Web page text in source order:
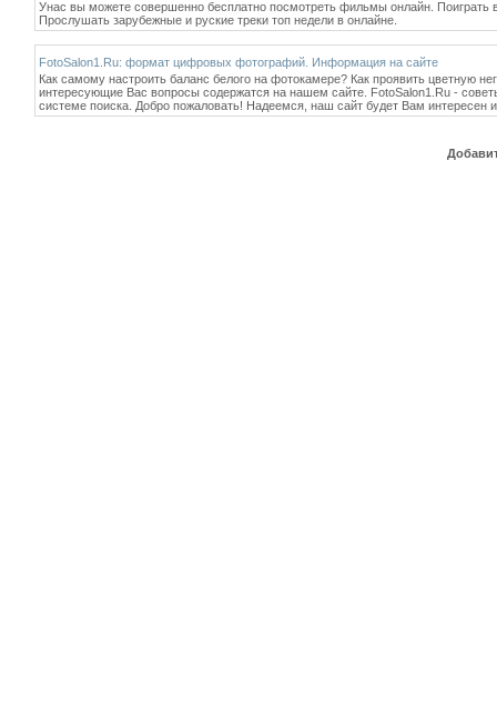
Унас вы можете совершенно бесплатно посмотреть фильмы онлайн.
Прослушать зарубежные и руские треки топ недели в онлайне.
FotoSalon1.Ru: формат цифровых фотографий. Информация на сайте
Как самому настроить баланс белого на фотокамере? Как проявить цветную
интересующие Вас вопросы содержатся на нашем сайте. FotoSalon1.Ru -
системе поиска. Добро пожаловать! Надеемся, наш сайт будет Вам интересен